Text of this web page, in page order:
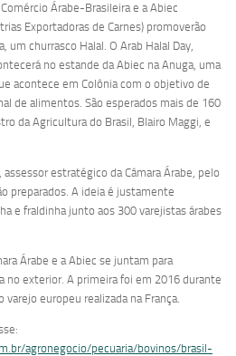
Árabe-Brasileira e a Abiec
Exportadoras de Carnes) promoverão
um churrasco Halal. O Arab Halal Day,
no estande da Abiec na Anuga, uma
acontece em Colônia com o objetivo de
de alimentos. São esperados mais de 160
da Agricultura do Brasil, Blairo Maggi, e
estratégico da Câmara Árabe, pelo
preparados. A ideia é justamente
e fraldinha junto aos 300 varejistas árabes
Árabe e a Abiec se juntam para
no exterior. A primeira foi em 2016 durante
europeu realizada na França.
agronegocio/pecuaria/bovinos/brasil-